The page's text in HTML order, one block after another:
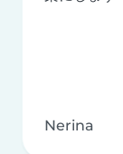
Nerina